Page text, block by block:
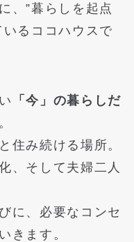
、”暮らしを起点
いるココハウスで
「今」の暮らしだ
住み続ける場所。
、そして夫婦二人
に、必要なコンセ
きます。